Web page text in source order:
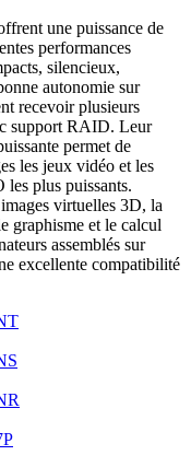
une puissance de
performances
silencieux,
autonomie sur
recevoir plusieurs
support RAID. Leur
permet de
les jeux vidéo et les
plus puissants.
virtuelles 3D, la
graphisme et le calcul
assemblés sur
excellente compatibilité